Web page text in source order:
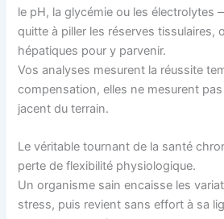
le pH, la glycémie ou les électrolytes
quitte à piller les réserves tissulaires,
hépatiques pour y parvenir.
Vos analyses mesurent la réussite
compensation, elles ne mesurent
jacent du terrain.
Le véritable tournant de la santé
perte de flexibilité physiologique.
Un organisme sain encaisse les
stress, puis revient sans effort à sa